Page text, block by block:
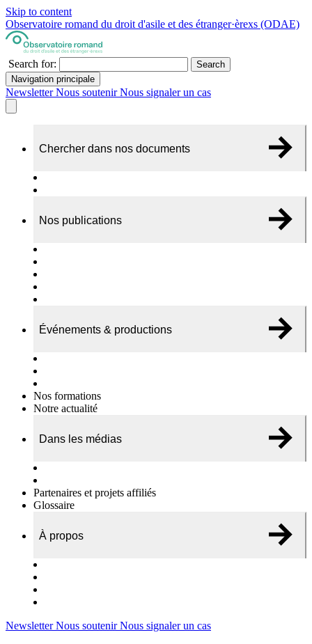
Skip to content
Observatoire romand du droit d'asile et des étranger·èrexs (ODAE)
Search for:
Search
Navigation principale
NewsletterNous soutenirNous signaler un cas
Chercher dans nos documents
Nos publications
Événements & productions
Nos formations
Notre actualité
Dans les médias
Partenaires et projets affiliés
Glossaire
À propos
NewsletterNous soutenirNous signaler un cas